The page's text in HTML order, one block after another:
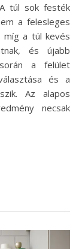
túl sok festék
a felesleges
míg a túl kevés
és újabb
a felület
és a
Az alapos
necsak